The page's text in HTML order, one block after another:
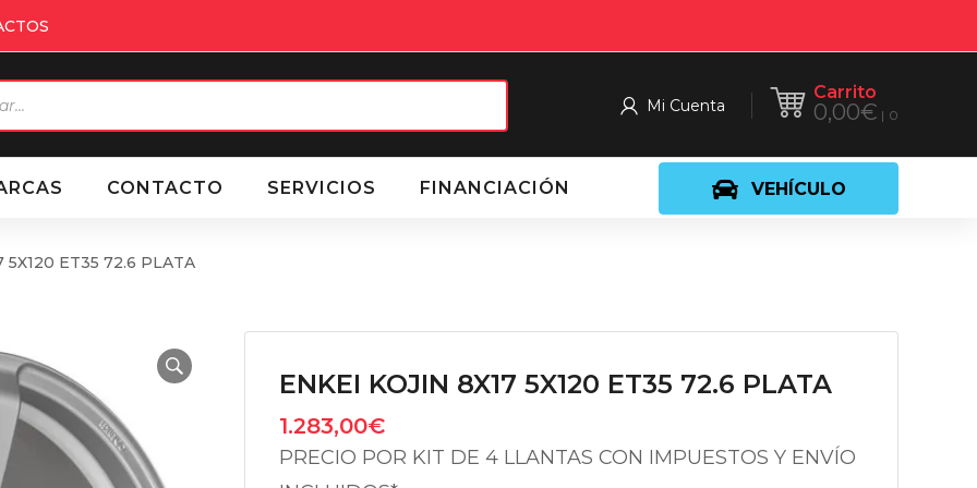
Carrito
0,00€ 0
Mi Cuenta
VEHÍCULO
CONTACTO SERVICIOS FINANCIACIÓN
5X120 ET35 72.6 PLATA
ENKEI KOJIN 8X17 5X120 ET35 72.6 PLATA
1.283,00€
PRECIO POR KIT DE 4 LLANTAS CON IMPUESTOS Y ENVÍO